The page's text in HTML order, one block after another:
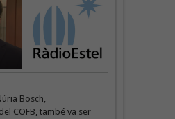
Bosch,
COFB, també va ser